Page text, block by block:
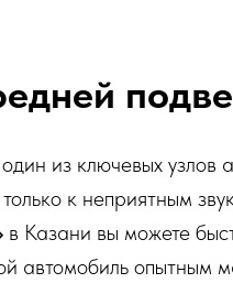
из ключевых узлов
к неприятным
в Казани вы можете
автомобиль опытным